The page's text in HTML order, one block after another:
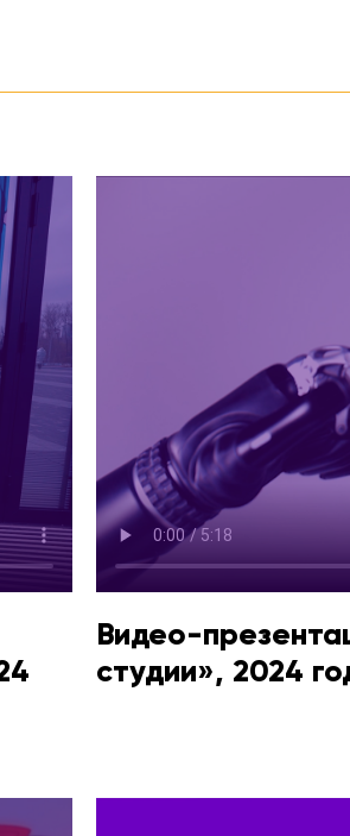
Видео-
студии», 2024